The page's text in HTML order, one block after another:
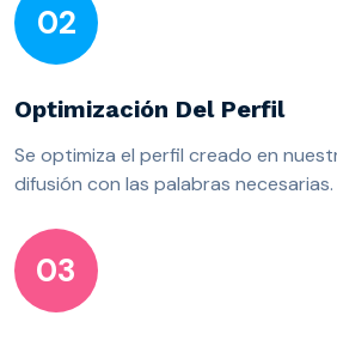
02
Optimización Del Perfil
Se optimiza el perfil creado en
difusión con las palabras necesarias.
03